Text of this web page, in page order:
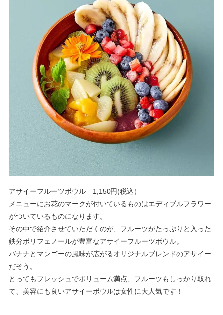
アサイーフルーツボウル 1,150円(税込）
メニューにお花のマークが付いているものはエディブルフラワー
がついているものになります。
その中で紹介させていただくのが、フルーツがたっぷりと入った
鉄分ポリフェノールが豊富なアサイーフルーツボウル。
バナナとマンゴーの風味が広がるオリジナルブレンドのアサイー
だそう。
とってもフレッシュでボリューム満点、フルーツもしっかり取れ
て、美容にも良いアサイーボウルは女性に大人気です！